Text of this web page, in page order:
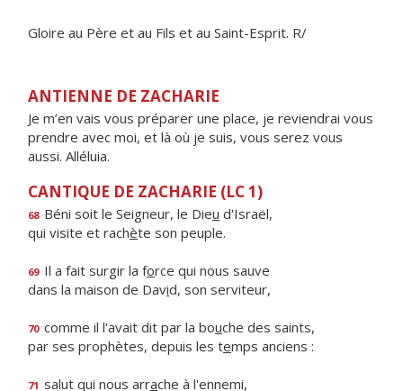
Gloire au Père et au Fils et au Saint-Esprit. R/
ANTIENNE DE ZACHARIE
Je m’en vais vous préparer une place, je reviendrai vous
prendre avec moi, et là où je suis, vous serez vous
aussi. Alléluia.
CANTIQUE DE ZACHARIE (LC 1)
68 Béni soit le Seigneur, le Dieu d'Israël,
qui visite et rachète son peuple.
69 Il a fait surgir la force qui nous sauve
dans la maison de David, son serviteur,
70 comme il l'avait dit par la bouche des saints,
par ses prophètes, depuis les temps anciens :
71 salut qui nous arrache à l'ennemi,